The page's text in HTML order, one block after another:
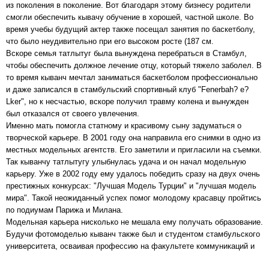
из поколения в поколение. Вот благодаря этому бизнесу родители
смогли обеспечить кывачу обучение в хорошей, частной школе. Во
время учебы будущий актер также посещал занятия по баскетболу,
что было неудивительно при его высоком росте (187 см.
Вскоре семья татлытуг была вынуждена перебраться в Стамбул,
чтобы обеспечить должное лечение отцу, который тяжело заболел. В
то время кыванч мечтал заниматься баскетболом профессионально
и даже записался в стамбульский спортивный клуб "Fenerbah? e?
Lker", но к несчастью, вскоре получил травму колена и вынужден
был отказался от своего увлечения.
Именно мать помогла статному и красивому сыну задуматься о
творческой карьере. В 2001 году она направила его снимки в одно из
местных модельных агентств. Его заметили и пригласили на съемки.
Так кыванчу татлытугу улыбнулась удача и он начал модельную
карьеру. Уже в 2002 году ему удалось победить сразу на двух очень
престижных конкурсах: "Лучшая Модель Турции" и "лучшая модель
мира". Такой неожиданный успех помог молодому красавцу пройтись
по подиумам Парижа и Милана.
Модельная карьера нисколько не мешала ему получать образование.
Будучи фотомоделью кыванч также был и студентом стамбульского
университета, осваивая профессию на факультете коммуникаций и